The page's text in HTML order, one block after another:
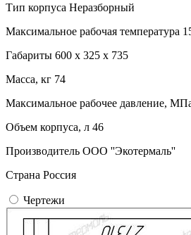
Тип корпуса Неразборный
Максимальное рабочая температура
Габариты 600 x 325 x 735
Масса, кг 74
Максимальное рабочее давление,
Объем корпуса, л 46
Производитель ООО ''Экотермаль''
Страна Россия
Чертежи